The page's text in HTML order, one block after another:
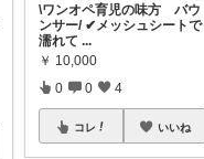
\ワンオペ育児の味方 バウ
ンサー/ ✔︎メッシュシートで
濡れて ...
￥ 10,000
0 0 4
コレ いいね